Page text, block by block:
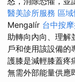
醫美診所服務 區
Mengalír 台中按
助轉向內向、理解
戶和使用該設備的
護膝是減輕膝蓋疼
無需外部能量供應